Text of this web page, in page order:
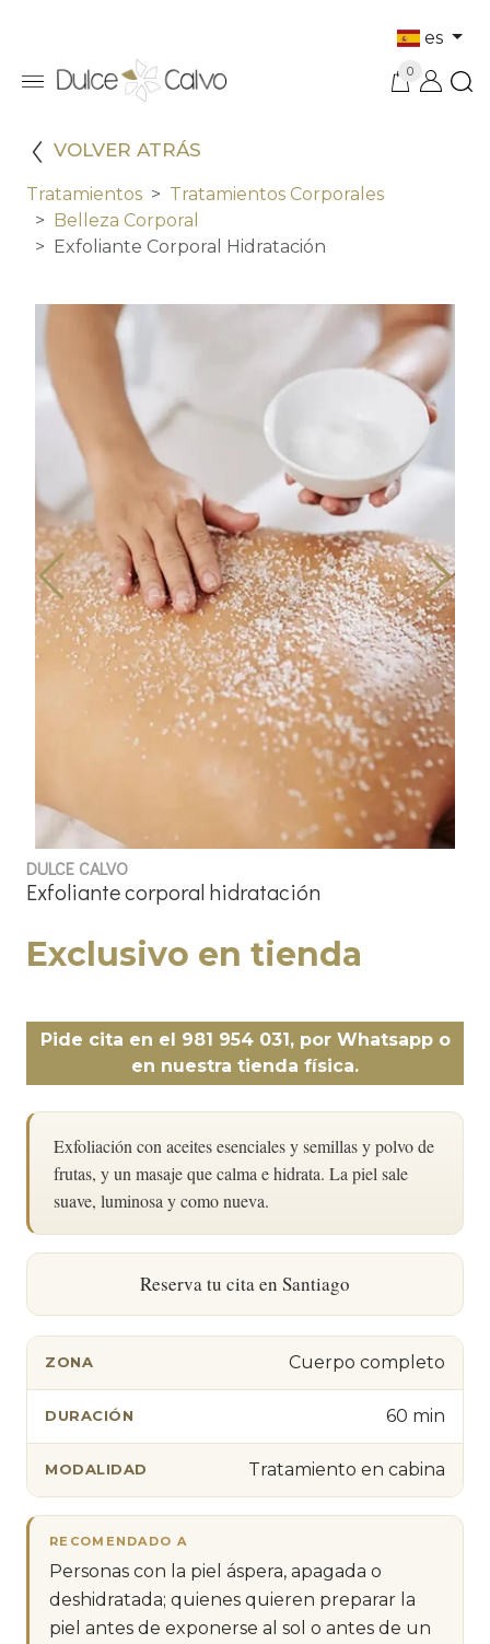
es
0
VOLVER ATRÁS
Tratamientos
Tratamientos Corporales
Belleza Corporal
Exfoliante Corporal Hidratación
DULCE CALVO
Exfoliante corporal hidratación
Exclusivo en tienda
Pide cita en el 981 954 031, por Whatsapp o
en nuestra tienda física.
Exfoliación con aceites esenciales y semillas y polvo de
frutas, y un masaje que calma e hidrata. La piel sale
suave, luminosa y como nueva.
Reserva tu cita en Santiago
ZONA Cuerpo completo
DURACIÓN 60 min
MODALIDAD Tratamiento en cabina
RECOMENDADO A
Personas con la piel áspera, apagada o
deshidratada; quienes quieren preparar la
piel antes de exponerse al sol o antes de un